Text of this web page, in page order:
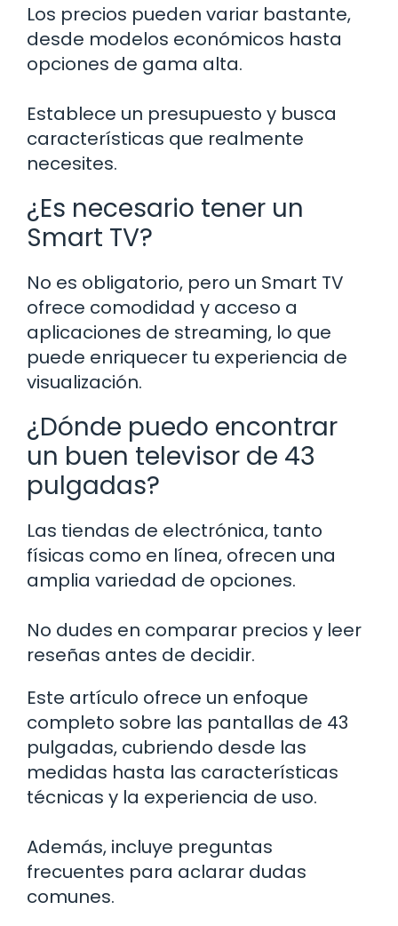
Los precios pueden variar bastante,
desde modelos económicos hasta
opciones de gama alta.
Establece un presupuesto y busca
características que realmente
necesites.
¿Es necesario tener un
Smart TV?
No es obligatorio, pero un Smart TV
ofrece comodidad y acceso a
aplicaciones de streaming, lo que
puede enriquecer tu experiencia de
visualización.
¿Dónde puedo encontrar
un buen televisor de 43
pulgadas?
Las tiendas de electrónica, tanto
físicas como en línea, ofrecen una
amplia variedad de opciones.
No dudes en comparar precios y leer
reseñas antes de decidir.
Este artículo ofrece un enfoque
completo sobre las pantallas de 43
pulgadas, cubriendo desde las
medidas hasta las características
técnicas y la experiencia de uso.
Además, incluye preguntas
frecuentes para aclarar dudas
comunes.